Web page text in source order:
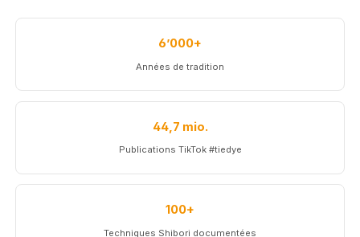
6’000+
Années de tradition
44,7 mio.
Publications TikTok #tiedye
100+
Techniques Shibori documentées